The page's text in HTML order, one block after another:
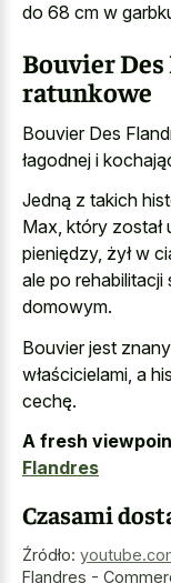
do 68 cm w
Bouvier
ratunkowe
Bouvier Des
łagodnej i
Jedną z takich
Max, który
pieniędzy, żył w
ale po rehabilitacji
domowym.
Bouvier jest
właścicielami, a
cechę.
A fresh
Flandres
Czasami
Źródło:
Flandres -